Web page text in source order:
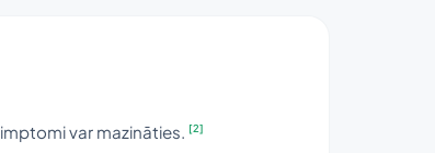
var mazināties. [2]